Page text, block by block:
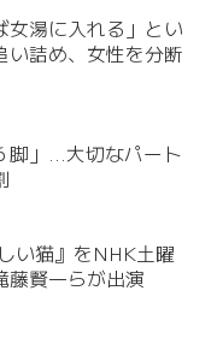
⼥湯に⼊れる」とい
い詰め、女性を分断
脚」...大切なパート
い猫』をNHK土曜
賢一らが出演